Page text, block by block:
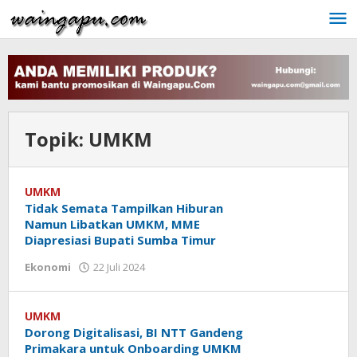
ke
konten
Topik: UMKM
UMKM
Tidak Semata Tampilkan Hiburan
Namun Libatkan UMKM, MME
Diapresiasi Bupati Sumba Timur
Ekonomi 22 Juli 2024
UMKM
Dorong Digitalisasi, BI NTT Gandeng
Primakara untuk Onboarding UMKM